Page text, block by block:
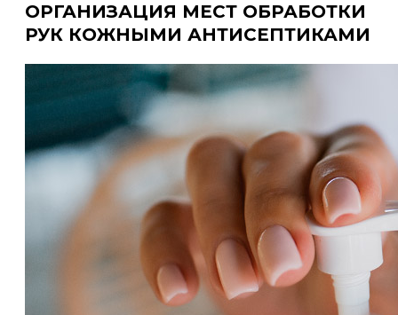
ОРГАНИЗАЦИЯ МЕСТ ОБРАБОТКИ
РУК КОЖНЫМИ АНТИСЕПТИКАМИ